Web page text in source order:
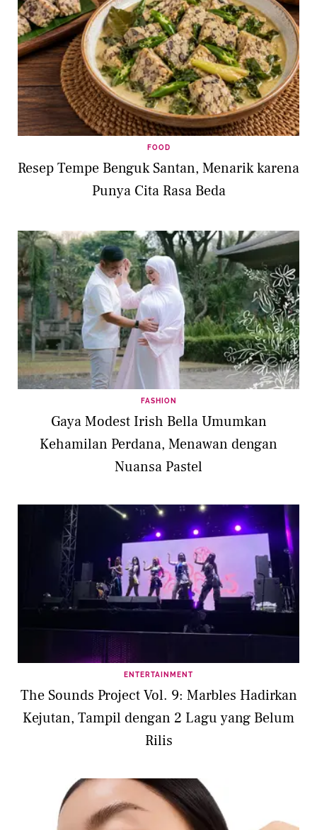
FOOD
Resep Tempe Benguk Santan, Menarik karena
Punya Cita Rasa Beda
FASHION
Gaya Modest Irish Bella Umumkan
Kehamilan Perdana, Menawan dengan
Nuansa Pastel
ENTERTAINMENT
The Sounds Project Vol. 9: Marbles Hadirkan
Kejutan, Tampil dengan 2 Lagu yang Belum
Rilis